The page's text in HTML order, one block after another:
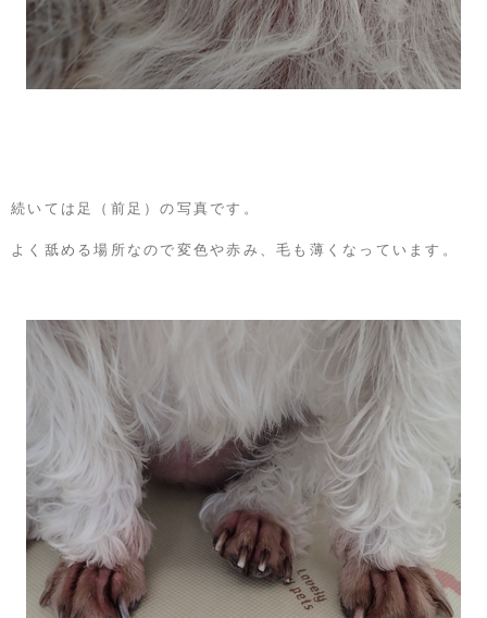
続いては足（前足）の写真です。
よく舐める場所なので変色や赤み、毛も薄くなっています。